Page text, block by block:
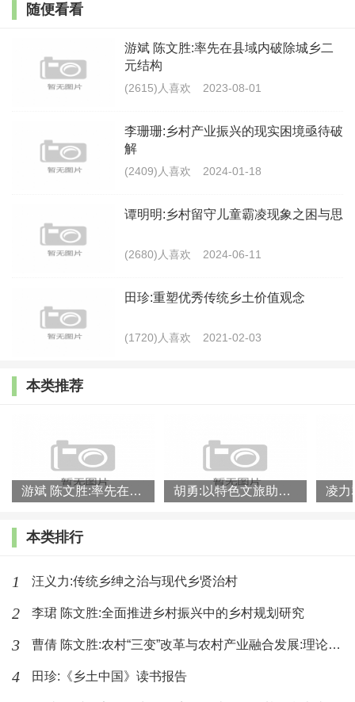
征。从乡绅的发展来理解士绅与乡绅，秦汉乡里组织形成之
前，活跃在乡村社会的是“士绅”，“士为民之首，一方之望。
凡属编氓，皆尊奉之，以为读圣贤之术，列胶痒之选。”
绅士指有学识的读书人。从“士绅”到“乡绅”意味着其范围不
在传统社会，士绅阶层一般由没有考上科举或考上了科
期赋闲在家的官员、宗族元老等组成。一方面，地方乡绅内
生于乡土社会，对本地事务相当了解，具有文化知识、经济
为外地人员，不得不依靠当地乡绅来顺利实现管理乡村的目
的。因此，士绅精英为了获得认可和荣誉，并可享受经济政
演起乡村社会的管理角色。
地方精英，介于官与民之间，既帮助地方政府管理当地事
务，又代表民间群众向当地政府表达利益诉求。在管理地方
公共事务中，士绅阶层主要代表国家执行相应政策，承担日
常生活管理的职责，负责维护社会秩序和安全。在代表民间
的抵制一些对本地民众不利的政策或要求。与此同时，士绅
精英也在乡村的公共生活中扮演着组织与领导的角色，帮助
在行政权与自治权之间起到平衡作用，使得自上而下的皇权
随便看看
游斌 陈文胜:率先在县域内破除城乡二
元结构
(2615)人喜欢 2023-08-01
李珊珊:乡村产业振兴的现实困境亟待破
解
(2409)人喜欢 2024-01-18
谭明明:乡村留守儿童霸凌现象之困与思
(2680)人喜欢 2024-06-11
田珍:重塑优秀传统乡土价值观念
(1720)人喜欢 2021-02-03
本类推荐
游斌 陈文胜:率先在县域内破除城乡二元结构 胡勇:以特色文旅助力乡村振兴
本类排行
1 汪义力:传统乡绅之治与现代乡贤治村
2 李珺 陈文胜:全面推进乡村振兴中的乡村规划研究
3 曹倩 陈文胜:农村“三变”改革与农村产业融合发展:理论逻辑和
4 田珍:《乡土中国》读书报告